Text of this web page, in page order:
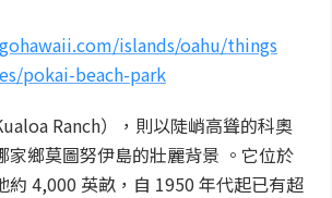
islands/oahu/things
pokai-beach-park
Ranch），則以陡峭高聳的科奧
家鄉莫圖努伊島的壯麗背景 。它位於
約 4,000 英畝，自 1950 年代起已有超